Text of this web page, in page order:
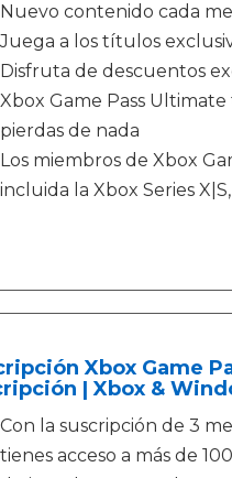
Nuevo contenido cada
Juega a los títulos
Disfruta de descuentos
Xbox Game Pass
pierdas de nada
Los miembros de Xbox
incluida la Xbox Series
Xbox Game
| Xbox &
Con la suscripción de 3
tienes acceso a más de